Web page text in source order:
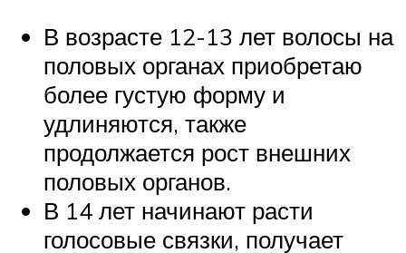
В возрасте 12-13 лет волосы на
половых органах приобретаю
более густую форму и
удлиняются, также
продолжается рост внешних
половых органов.
В 14 лет начинают расти
голосовые связки, получает